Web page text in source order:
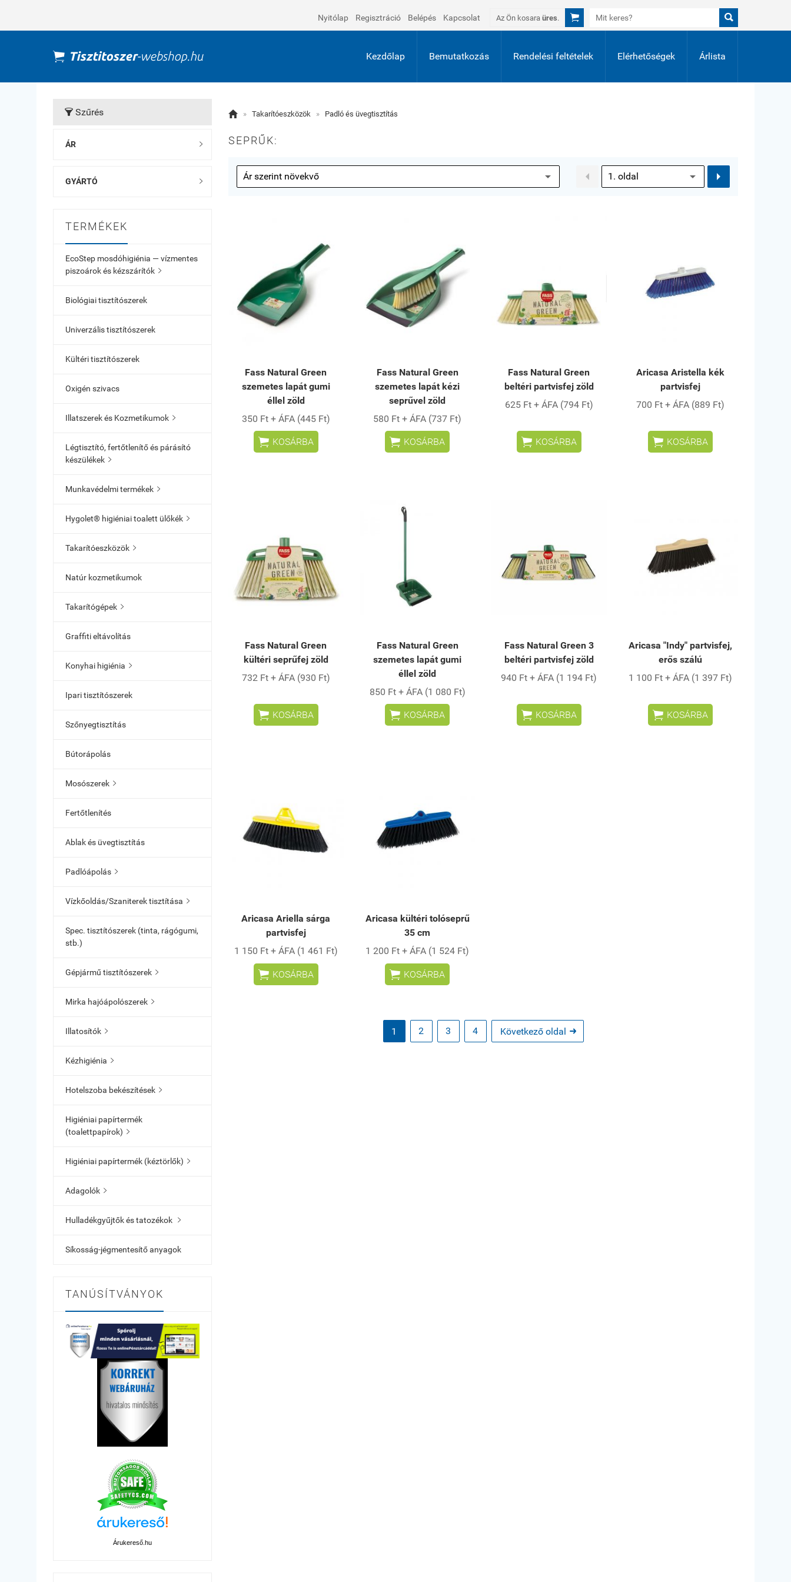
Nyitólap Regisztráció Belépés Kapcsolat Az Ön kosara üres.  
Kezdőlap Bemutatkozás Rendelési feltételek Elérhetőségek Árlista
 Szűrés
ÁR 
GYÁRTÓ 
TERMÉKEK
EcoStep mosdóhigiénia — vízmentes
piszoárok és kézszárítók 
Biológiai tisztítószerek
Univerzális tisztítószerek
Kültéri tisztítószerek
Oxigén szivacs
Illatszerek és Kozmetikumok 
Légtisztító, fertőtlenítő és párásító
készülékek 
Munkavédelmi termékek 
Hygolet® higiéniai toalett ülőkék 
Takarítóeszközök 
Natúr kozmetikumok
Takarítógépek 
Graffiti eltávolítás
Konyhai higiénia 
Ipari tisztítószerek
Szőnyegtisztítás
Bútorápolás
Mosószerek 
Fertőtlenítés
Ablak és üvegtisztítás
Padlóápolás 
Vízkőoldás/Szaniterek tisztítása 
Spec. tisztítószerek (tinta, rágógumi,
stb.)
Gépjármű tisztítószerek 
Mirka hajóápolószerek 
Illatosítók 
Kézhigiénia 
Hotelszoba bekészítések 
Higiéniai papírtermék
(toalettpapírok) 
Higiéniai papírtermék (kéztörlők) 
Adagolók 
Hulladékgyűjtők és tatozékok 
Síkosság-jégmentesítő anyagok
TANÚSÍTVÁNYOK
Árukereső.hu
 » Takarítóeszközök » Padló és üvegtisztítás
SEPRŰK:
 
Fass Natural Green
szemetes lapát gumi
éllel zöld
350 Ft + ÁFA (445 Ft)
 KOSÁRBA
Fass Natural Green
szemetes lapát kézi
seprűvel zöld
580 Ft + ÁFA (737 Ft)
 KOSÁRBA
Fass Natural Green
beltéri partvisfej zöld
625 Ft + ÁFA (794 Ft)
 KOSÁRBA
Aricasa Aristella kék
partvisfej
700 Ft + ÁFA (889 Ft)
 KOSÁRBA
Fass Natural Green
kültéri seprűfej zöld
732 Ft + ÁFA (930 Ft)
 KOSÁRBA
Fass Natural Green
szemetes lapát gumi
éllel zöld
850 Ft + ÁFA (1 080 Ft)
 KOSÁRBA
Fass Natural Green 3
beltéri partvisfej zöld
940 Ft + ÁFA (1 194 Ft)
 KOSÁRBA
Aricasa "Indy" partvisfej,
erős szálú
1 100 Ft + ÁFA (1 397 Ft)
 KOSÁRBA
Aricasa Ariella sárga
partvisfej
1 150 Ft + ÁFA (1 461 Ft)
 KOSÁRBA
Aricasa kültéri tolóseprű
35 cm
1 200 Ft + ÁFA (1 524 Ft)
 KOSÁRBA
1 2 3 4 Következő oldal 